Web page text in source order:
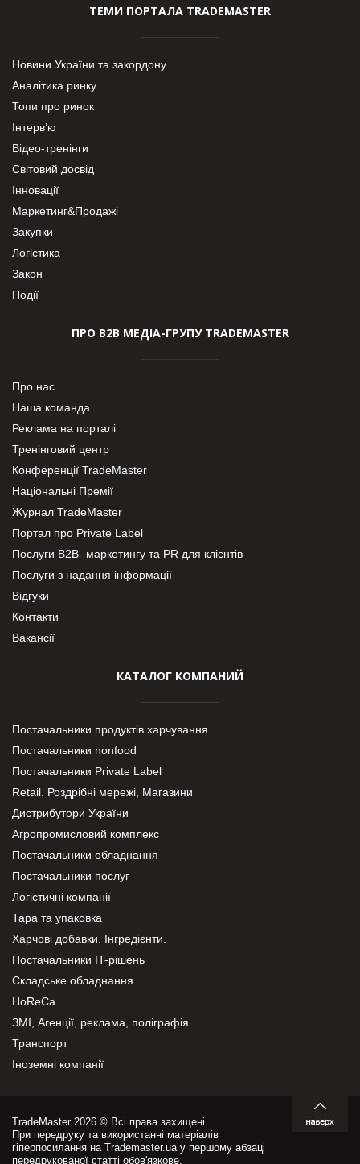
ТЕМИ ПОРТАЛА TRADEMASTER
Новини України та закордону
Аналітика ринку
Топи про ринок
Інтерв’ю
Відео-тренінги
Світовий досвід
Інновації
Маркетинг&Продажі
Закупки
Логістика
Закон
Події
ПРО В2В МЕДІА-ГРУПУ TRADEMASTER
Про нас
Наша команда
Реклама на порталі
Тренінговий центр
Конференції TradeMaster
Національні Премії
Журнал TradeMaster
Портал про Private Label
Послуги В2В- маркетингу та PR для клієнтів
Послуги з надання інформації
Відгуки
Контакти
Вакансії
КАТАЛОГ КОМПАНИЙ
Постачальники продуктів харчування
Постачальники nonfood
Постачальники Private Label
Retail. Роздрібні мережі, Магазини
Дистрибутори України
Агропромисловий комплекс
Постачальники обладнання
Постачальники послуг
Логістичні компанії
Тара та упаковка
Харчові добавки. Інгредієнти.
Постачальники IT-рішень
Складське обладнання
HoReCa
ЗМІ, Агенції, реклама, поліграфія
Транспорт
Іноземні компанії
TradeMaster 2026 © Всі права захищені.
При передруку та використанні матеріалів
гіперпосилання на Trademaster.ua у першому абзаці
передрукованої статті обов'язкове.